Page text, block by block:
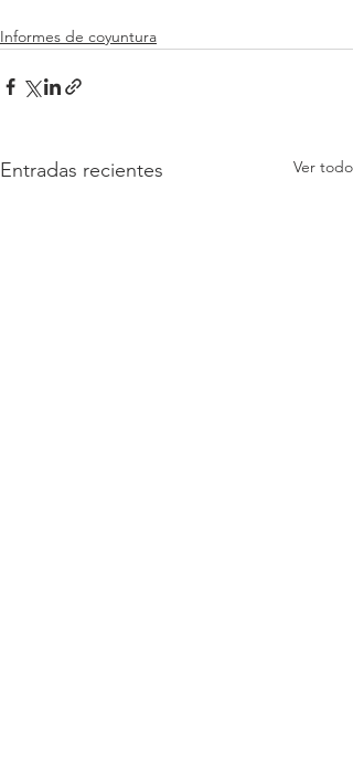
Informes de coyuntura
Entradas recientes Ver todo